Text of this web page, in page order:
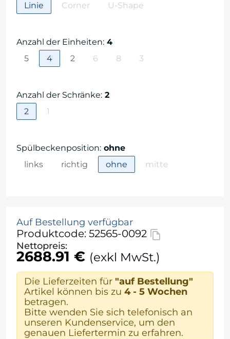
Linie
Corner U-Shape
Anzahl der Einheiten: 4
5
4 2 6 8 3
Anzahl der Schränke: 2
2
1
Spülbeckenposition: ohne
links
richtig ohne mitte
Auf Bestellung verfügbar
Produktcode: 52565-0092
Nettopreis:
2688.91 € (exkl MwSt.)
Die Lieferzeiten für "auf Bestellung"
Artikel können bis zu 4 - 5 Wochen
betragen.
Bitte wenden Sie sich telefonisch an
unseren Kundenservice, um den
genauen Liefertermin zu erfahren.